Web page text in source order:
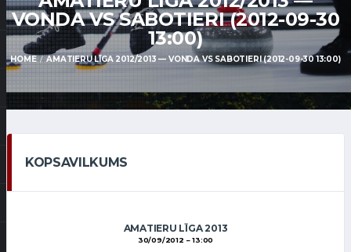
VONDA VS SABOTIERI (2012-09-30
13:00)
HOME AMATIERU LĪGA 2012/2013 — VONDA VS SABOTIERI (2012-09-30 13:00)
KOPSAVILKUMS
AMATIERU LĪGA 2013
30/09/2012 13:00